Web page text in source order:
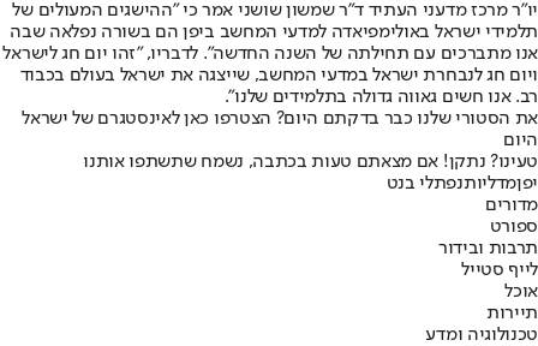
יו"ר מרכז מדעני העתיד ד"ר שמשון שושני אמר כי "ההישגים המעולים של
תלמידי ישראל באולימפיאדה למדעי המחשב ביפן הם בשורה נפלאה שבה
אנו מתברכים עם תחילתה של השנה החדשה". לדבריו, "זהו יום חג לישראל
ויום חג לנבחרת ישראל במדעי המחשב, שייצגה את ישראל בעולם בכבוד
רב. אנו חשים גאווה גדולה בתלמידים שלנו".
את הסטורי שלנו כבר בדקתם היום? הצטרפו כאן לאינסטגרם של ישראל
היום
טעינו? נתקן! אם מצאתם טעות בכתבה, נשמח שתשתפו אותנו
יפןמדליותנפתלי בנט
מדורים
ספורט
תרבות ובידור
לייף סטייל
אוכל
תיירות
טכנולוגיה ומדע